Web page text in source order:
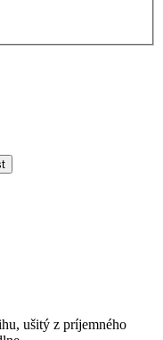
ušitý z príjemného